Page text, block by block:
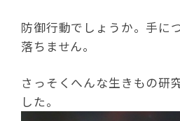
防御行動でしょうか。手に
落ちません。
さっそくへんな生きもの研
した。